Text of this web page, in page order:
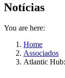
Notícias
You are here:
Home
Associados
Atlantic